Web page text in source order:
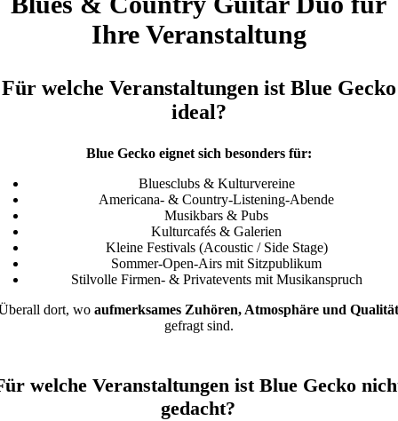
Ihre Veranstaltung
Für welche Veranstaltungen ist Blue Gecko
ideal?
Blue Gecko eignet sich besonders für:
Bluesclubs & Kulturvereine
Americana- & Country-Listening-Abende
Musikbars & Pubs
Kulturcafés & Galerien
Kleine Festivals (Acoustic / Side Stage)
Sommer-Open-Airs mit Sitzpublikum
Stilvolle Firmen- & Privatevents mit Musikanspruch
dort, wo aufmerksames Zuhören, Atmosphäre und Qualität
gefragt sind.
welche Veranstaltungen ist Blue Gecko
gedacht?